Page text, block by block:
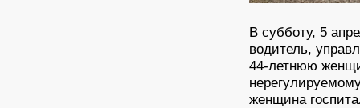
В субботу, 5
водитель,
44-летнюю
женщина